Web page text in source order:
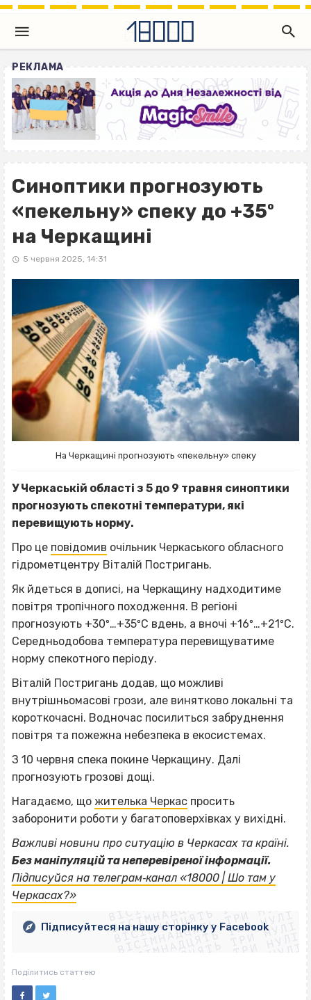
РЕКЛАМА
Синоптики прогнозують
«пекельну» спеку до +35º
на Черкащині
5 червня 2025, 14:31
На Черкащині прогнозують «пекельну» спеку
У Черкаській області з 5 до 9 травня синоптики
прогнозують спекотні температури, які
перевищують норму.
Про це повідомив очільник Черкаського обласного
гідрометцентру Віталій Постригань.
Як йдеться в дописі, на Черкащину надходитиме
повітря тропічного походження. В регіоні
прогнозують +30º…+35ºС вдень, а вночі +16º…+21ºС.
Середньодобова температура перевищуватиме
норму спекотного періоду.
Віталій Постригань додав, що можливі
внутрішньомасові грози, але винятково локальні та
короткочасні. Водночас посилиться забруднення
повітря та пожежна небезпека в екосистемах.
З 10 червня спека покине Черкащину. Далі
прогнозують грозові дощі.
Нагадаємо, що жителька Черкас просить
заборонити роботи у багатоповерхівках у вихідні.
Важливі новини про ситуацію в Черкасах та країні.
Без маніпуляцій та неперевіреної інформації.
Підписуйся на телеграм‐канал «18000 | Шо там у
Черкасах?»
ВІСІМНАДЦЯТЬ ТРИ НУЛІ
ВІСІМНАДЦЯТЬ ТРИ НУЛІ
ВІСІМНАДЦЯТЬ ТРИ НУЛІ
ВІСІМНАДЦЯТЬ ТРИ НУЛІ
ВІСІМНАДЦЯТЬ ТРИ НУЛІ
ВІСІМНАДЦЯТЬ ТРИ НУЛІ
ВІСІМНАДЦЯТЬ ТРИ НУЛІ
ВІСІМНАДЦЯТЬ ТРИ НУЛІ
Підписуйтеся на нашу сторінку у Facebook
Поділитись статтею